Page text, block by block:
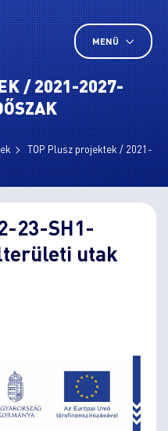
MENÜ
/ 2021-2027-
TOP Plusz projektek / 2021-
23-SH1-
utak